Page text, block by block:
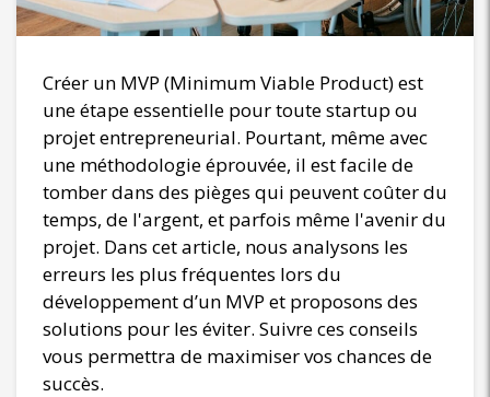
Créer un MVP (Minimum Viable Product) est
une étape essentielle pour toute startup ou
projet entrepreneurial. Pourtant, même avec
une méthodologie éprouvée, il est facile de
tomber dans des pièges qui peuvent coûter du
temps, de l'argent, et parfois même l'avenir du
projet. Dans cet article, nous analysons les
erreurs les plus fréquentes lors du
développement d’un MVP et proposons des
solutions pour les éviter. Suivre ces conseils
vous permettra de maximiser vos chances de
succès.